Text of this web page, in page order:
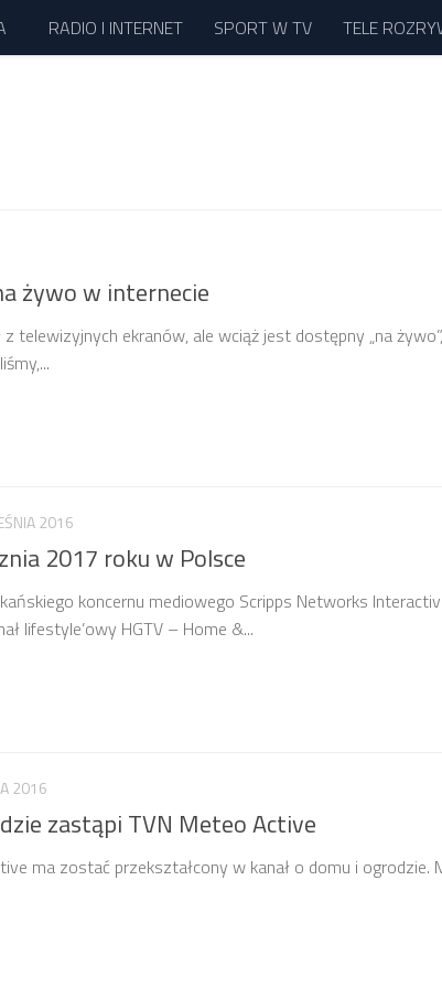
RADIO I INTERNET SPORT W TV TELE
żywo w internecie
telewizyjnych ekranów, ale wciąż jest dostępny „na
2016
2017 roku w Polsce
koncernu mediowego Scripps Networks
lifestyle’owy HGTV – Home &...
2016
zastąpi TVN Meteo Active
ma zostać przekształcony w kanał o domu i ogrodzie.